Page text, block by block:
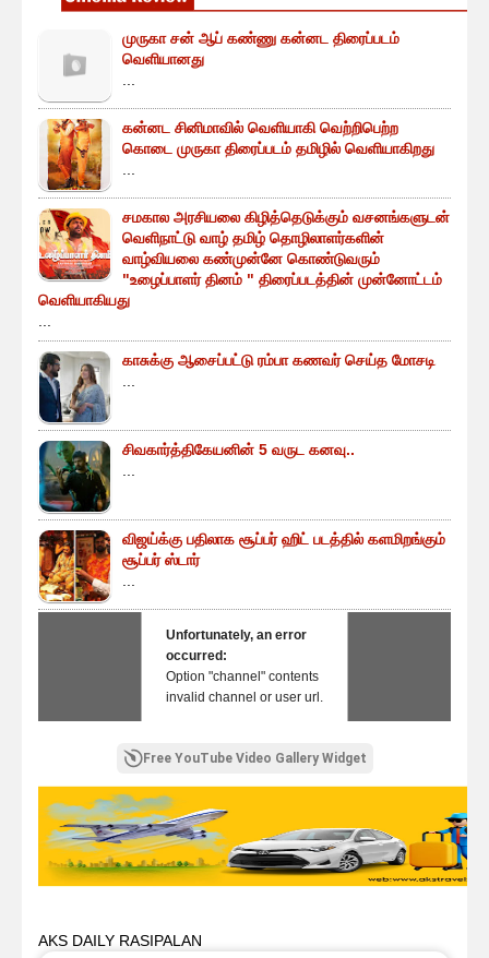
முருகா சன் ஆப் கண்ணு கன்னட திரைப்படம்
வெளியானது
கன்னட சினிமாவில் வெளியாகி வெற்றிபெற்ற
கொடை முருகா திரைப்படம் தமிழில் வெளியாகிறது
சமகால அரசியலை கிழித்தெடுக்கும் வசனங்களுடன்
வெளிநாட்டு வாழ் தமிழ் தொழிலாளர்களின்
வாழ்வியலை கண்முன்னே கொண்டுவரும்
"உழைப்பாளர் தினம் " திரைப்படத்தின் முன்னோட்டம்
வெளியாகியது
காசுக்கு ஆசைப்பட்டு ரம்பா கணவர் செய்த மோசடி
சிவகார்த்திகேயனின் 5 வருட கனவு..
விஜய்க்கு பதிலாக சூப்பர் ஹிட் படத்தில் களமிறங்கும்
சூப்பர் ஸ்டார்
Unfortunately, an error
occurred:
Option "channel" contents
invalid channel or user url.
Free YouTube Video Gallery Widget
AKS DAILY RASIPALAN